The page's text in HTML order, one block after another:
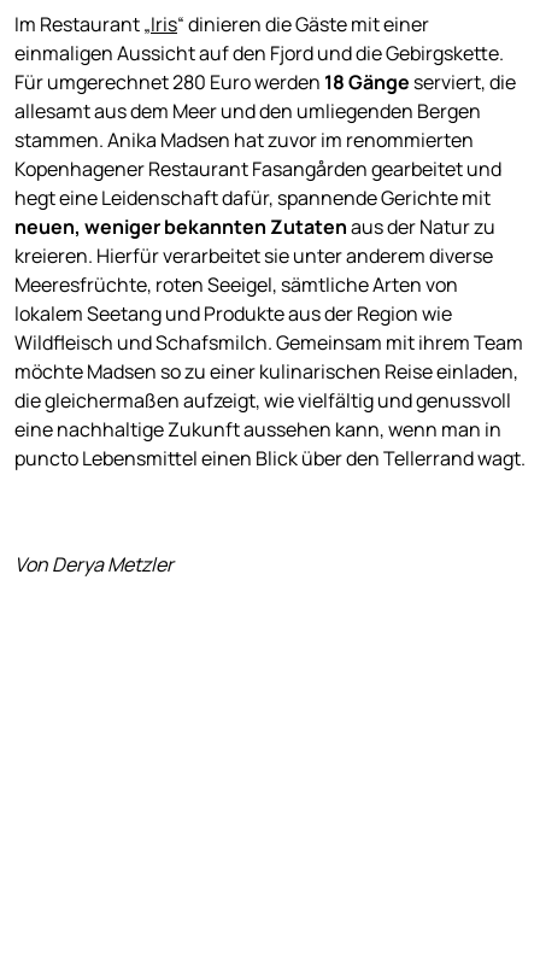
Im Restaurant „Iris“ dinieren die Gäste mit einer
einmaligen Aussicht auf den Fjord und die Gebirgskette.
Für umgerechnet 280 Euro werden 18 Gänge serviert, die
allesamt aus dem Meer und den umliegenden Bergen
stammen. Anika Madsen hat zuvor im renommierten
Kopenhagener Restaurant Fasangården gearbeitet und
hegt eine Leidenschaft dafür, spannende Gerichte mit
neuen, weniger bekannten Zutatenaus der Natur zu
kreieren. Hierfür verarbeitet sie unter anderem diverse
Meeresfrüchte, roten Seeigel, sämtliche Arten von
lokalem Seetang und Produkte aus der Region wie
Wildfleisch und Schafsmilch. Gemeinsam mit ihrem Team
möchte Madsen so zu einer kulinarischen Reise einladen,
die gleichermaßen aufzeigt, wie vielfältig und genussvoll
eine nachhaltige Zukunft aussehen kann, wenn man in
puncto Lebensmittel einen Blick über den Tellerrand wagt.
Von Derya Metzler